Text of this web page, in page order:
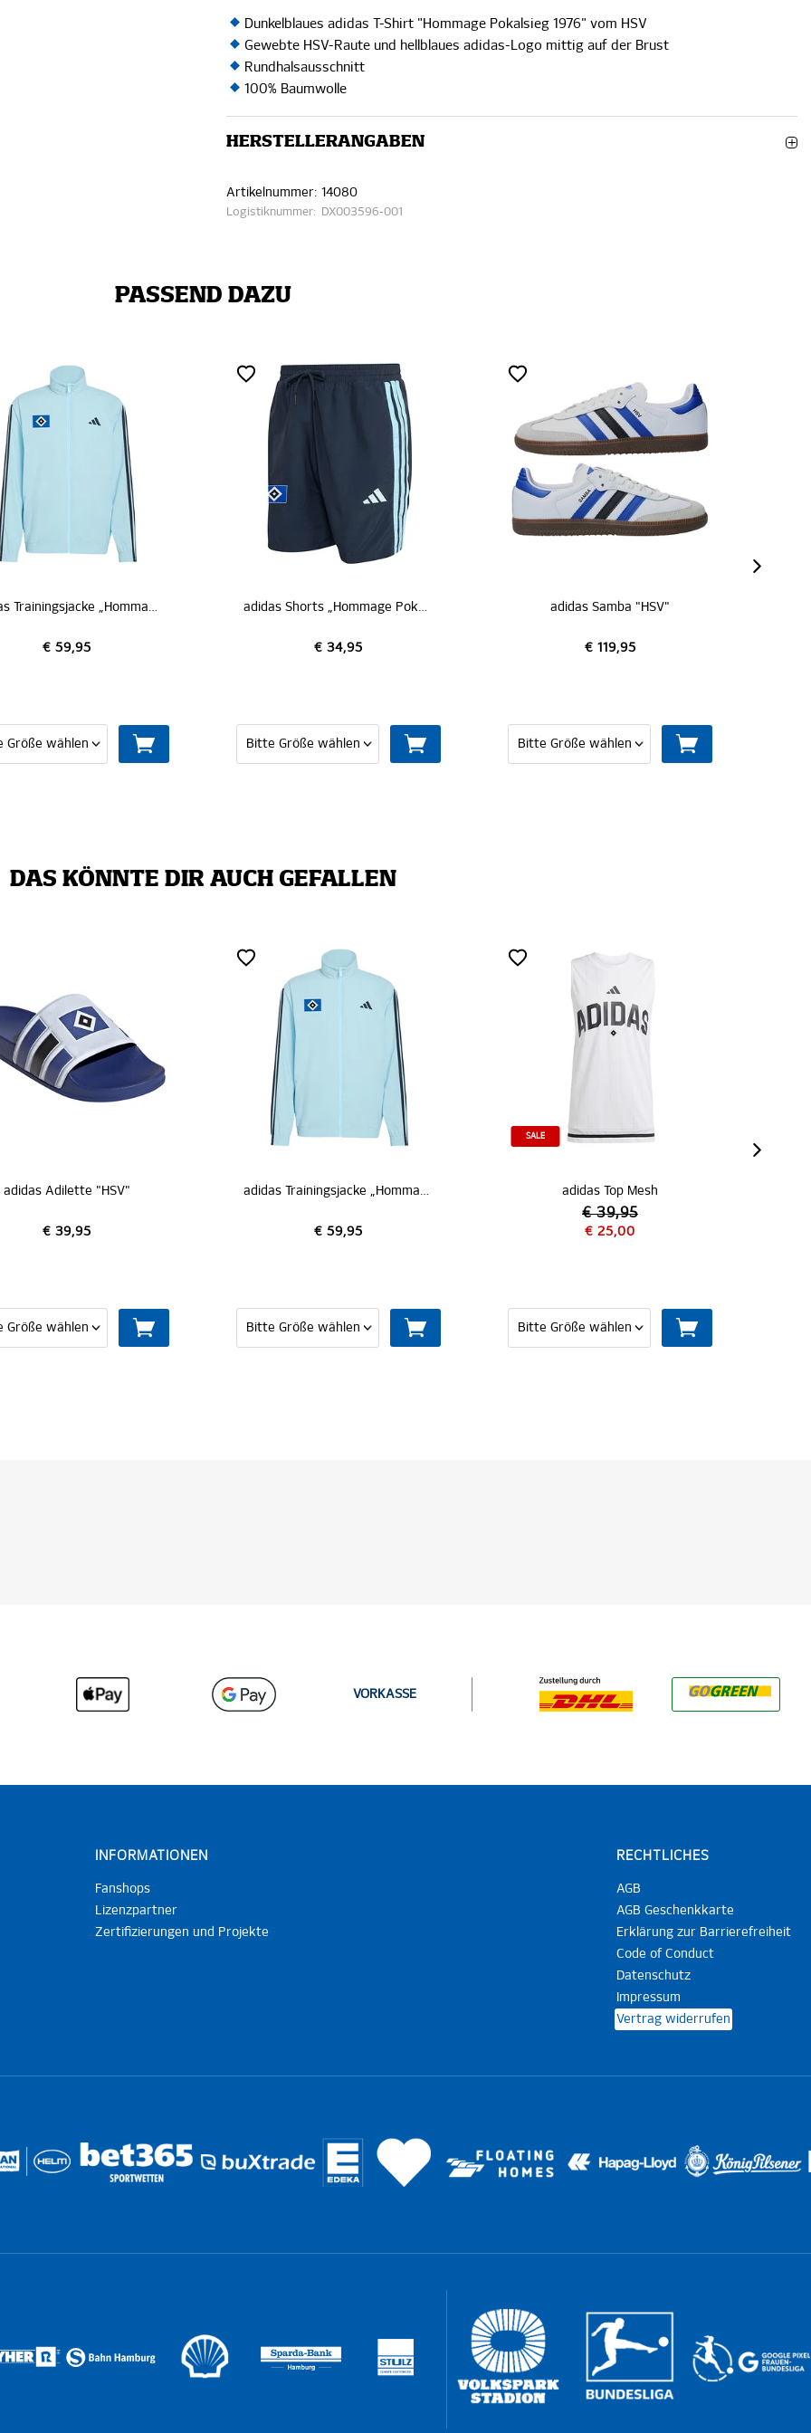
Dunkelblaues adidas T-Shirt "Hommage Pokalsieg 1976" vom HSV
Gewebte HSV-Raute und hellblaues adidas-Logo mittig auf der Brust
Rundhalsausschnitt
100% Baumwolle
HERSTELLERANGABEN
Artikelnummer: 14080
Logistiknummer: DX003596-001
PASSEND DAZU
€ 34,95
adidas Samba "HSV"
€ 119,95
adidas Adilette "HSV"
€ 39,95
DAS KÖNNTE DIR AUCH GEFALLEN
SALE
adidas Top Mesh
VORKASSE
INFORMATIONEN
Fanshops
Lizenzpartner
Zertifizierungen und Projekte
RECHTLICHES
AGB
AGB Geschenkkarte
Erklärung zur Barrierefreiheit
Code of Conduct
Datenschutz
Impressum
Vertrag widerrufen